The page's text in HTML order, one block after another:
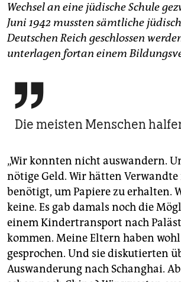
Wechsel an eine jüdische Schule
Juni 1942 mussten sämtliche
Deutschen Reich geschlossen
unterlagen fortan einem

Die meisten Menschen
„Wir konnten nicht auswandern.
nötige Geld. Wir hätten Verwandte
benötigt, um Papiere zu erhalten.
keine. Es gab damals noch die
einem Kindertransport nach
kommen. Meine Eltern haben
gesprochen. Und sie diskutierten
Auswanderung nach Schanghai.